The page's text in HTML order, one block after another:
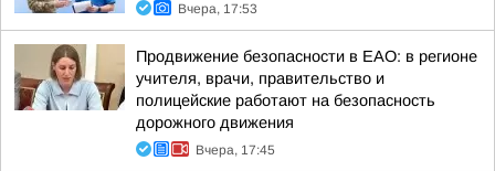
Вчера, 17:53
Продвижение безопасности в ЕАО: в регионе
учителя, врачи, правительство и
полицейские работают на безопасность
дорожного движения
Вчера, 17:45